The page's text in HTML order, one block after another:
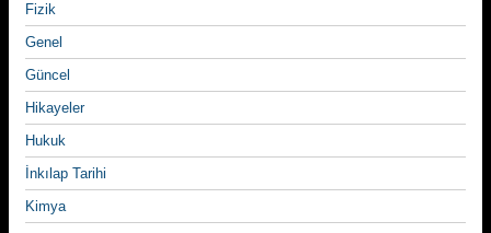
Fizik
Genel
Güncel
Hikayeler
Hukuk
İnkılap Tarihi
Kimya